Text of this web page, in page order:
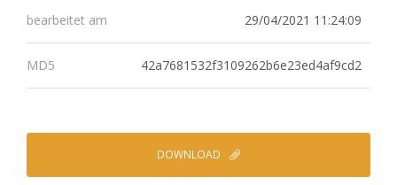
bearbeitet am 29/04/2021 11:24:09
MD5 42a7681532f3109262b6e23ed4af9cd2
DOWNLOAD